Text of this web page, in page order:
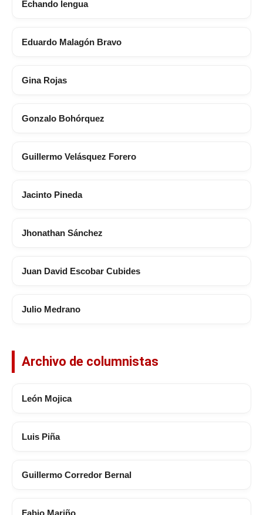
Echando lengua
Eduardo Malagón Bravo
Gina Rojas
Gonzalo Bohórquez
Guillermo Velásquez Forero
Jacinto Pineda
Jhonathan Sánchez
Juan David Escobar Cubides
Julio Medrano
Archivo de columnistas
León Mojica
Luis Piña
Guillermo Corredor Bernal